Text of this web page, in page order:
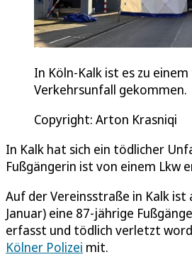
In Köln-Kalk ist es zu
Verkehrsunfall gekommen.
Copyright: Arton Krasniqi
In Kalk hat sich ein tödlicher
Fußgängerin ist von einem Lkw
Auf der Vereinsstraße in Kalk
Januar) eine 87-jährige
erfasst und tödlich verletzt
Kölner Polizei mit.